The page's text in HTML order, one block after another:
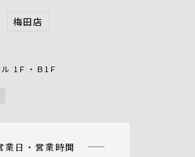
梅田店
1Ｆ・Ｂ1Ｆ
営業日・営業時間